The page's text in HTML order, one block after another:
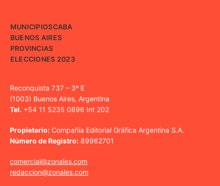
MUNICIPIOSCABA
BUENOS AIRES
PROVINCIAS
ELECCIONES 2023
Reconquista 737 – 3º E
(1003) Buenos Aires, Argentina
Tel. +54 11 5235 0896 Int 202
Propietario: Compañía Editorial Gráfica Argentina S.A.
Número de Registro: 89962701
comercial@zonales.com
redaccion@zonales.com